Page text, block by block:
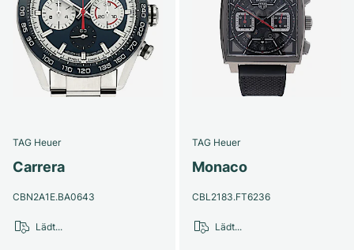
TAG Heuer
Carrera
CBN2A1E.BA0643
Lädt...
TAG Heuer
Monaco
CBL2183.FT6236
Lädt...